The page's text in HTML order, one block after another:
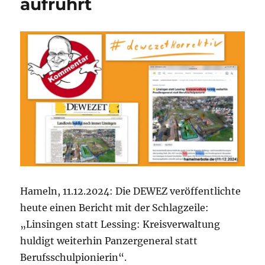
Vorschlag
zur
Güte
aufrührt
Hameln, 11.12.2024: Die DEWEZ veröffentlichte
heute einen Bericht mit der Schlagzeile:
„Linsingen statt Lessing: Kreisverwaltung
huldigt weiterhin Panzergeneral statt
Berufsschulpionierin“.